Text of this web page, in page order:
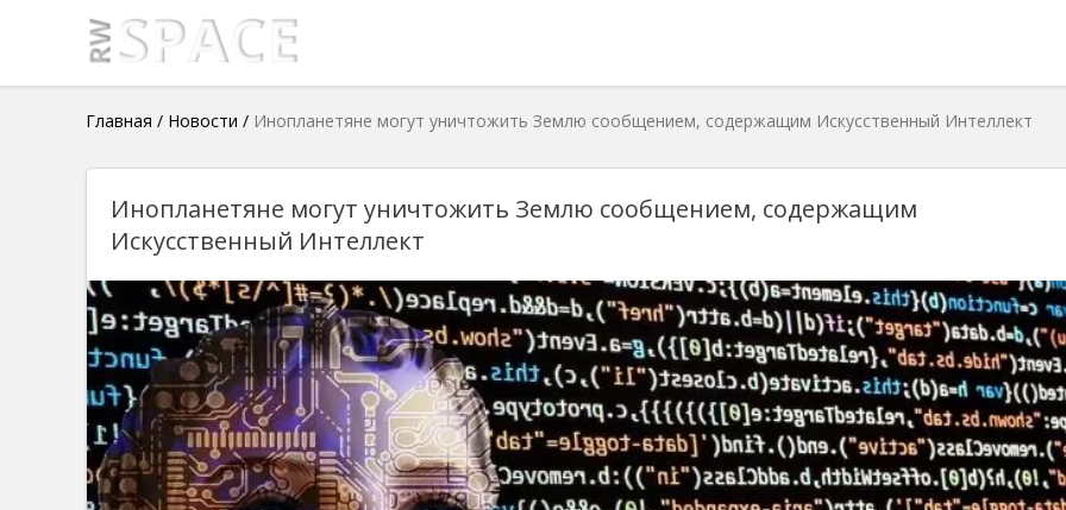
Главная / Новости / Инопланетяне могут уничтожить Землю сообщением, содержащим Искусственный Интеллект
Инопланетяне могут уничтожить Землю сообщением, содержащим
Искусственный Интеллект